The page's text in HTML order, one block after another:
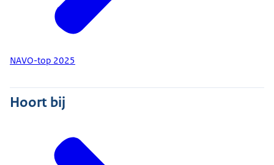
NAVO-top 2025
Hoort bij